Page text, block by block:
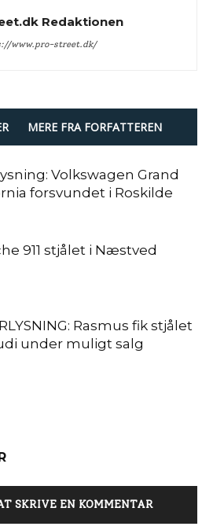
Redaktionen
www.pro-street.dk/
MERE FRA FORFATTEREN
Volkswagen Grand
forsvundet i Roskilde
911 stjålet i Næstved
Rasmus fik stjålet
under muligt salg
SKRIVE EN KOMMENTAR